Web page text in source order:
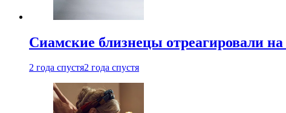
Cиамские близнецы отреагировали
2 года спустя2 года спустя